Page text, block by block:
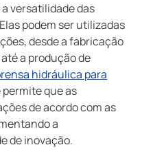
versatilidade das
podem ser utilizadas
desde a fabricação
a produção de
hidráulica para
permite que as
de acordo com as
a
de inovação.